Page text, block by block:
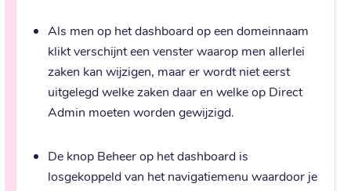
Als men op het dashboard op een domeinnaam
klikt verschijnt een venster waarop men allerlei
zaken kan wijzigen, maar er wordt niet eerst
uitgelegd welke zaken daar en welke op Direct
Admin moeten worden gewijzigd.
De knop Beheer op het dashboard is
losgekoppeld van het navigatiemenu waardoor je